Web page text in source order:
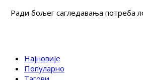
Ради бољег сагледавања потреба
Најновије
Популарно